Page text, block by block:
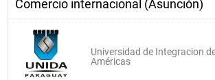
Comercio internacional (Asunción)
Universidad de Integracion
Américas